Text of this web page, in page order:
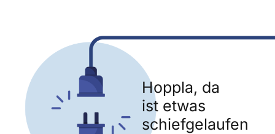
Hoppla, da
ist etwas
schiefgelaufen